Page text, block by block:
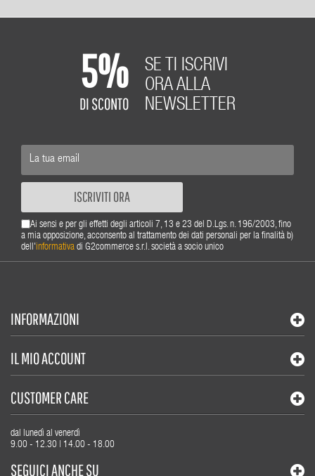
5%
DI SCONTO
SE TI ISCRIVI
ORA ALLA
NEWSLETTER
ISCRIVITI ORA
Ai sensi e per gli effetti degli articoli 7, 13 e 23 del D.Lgs. n. 196/2003, fino
a mia opposizione, acconsento al trattamento dei dati personali per la finalità b)
dell'informativa di G2commerce s.r.l. società a socio unico
INFORMAZIONI
IL MIO ACCOUNT
CUSTOMER CARE
dal lunedì al venerdì
9.00 - 12.30 | 14.00 - 18.00
SEGUICI ANCHE SU